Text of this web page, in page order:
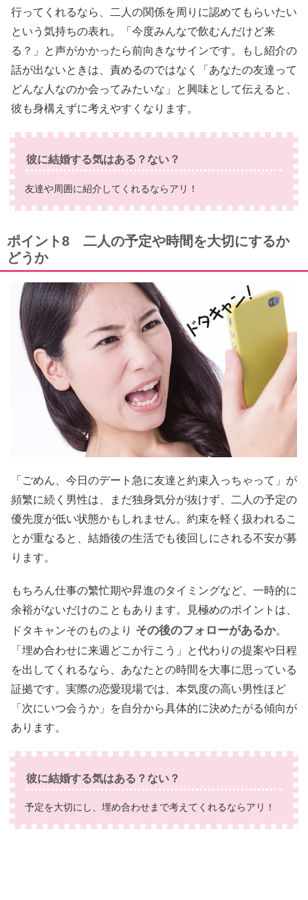
行ってくれるなら、二人の関係を周りに認めてもらいたい
という気持ちの表れ。「今度みんなで飲むんだけど来
る？」と声がかかったら前向きなサインです。もし紹介の
話が出ないときは、責めるのではなく「あなたの友達って
どんな人なのか会ってみたいな」と興味として伝えると、
彼も身構えずに考えやすくなります。
彼に結婚する気はある？ない？
友達や周囲に紹介してくれるならアリ！
ポイント8 二人の予定や時間を大切にするか
どうか
「ごめん、今日のデート急に友達と約束入っちゃって」が
頻繁に続く男性は、まだ独身気分が抜けず、二人の予定の
優先度が低い状態かもしれません。約束を軽く扱われるこ
とが重なると、結婚後の生活でも後回しにされる不安が募
ります。
もちろん仕事の繁忙期や昇進のタイミングなど、一時的に
余裕がないだけのこともあります。見極めのポイントは、
ドタキャンそのものより その後のフォローがあるか。
「埋め合わせに来週どこか行こう」と代わりの提案や日程
を出してくれるなら、あなたとの時間を大事に思っている
証拠です。実際の恋愛現場では、本気度の高い男性ほど
「次にいつ会うか」を自分から具体的に決めたがる傾向が
あります。
彼に結婚する気はある？ない？
予定を大切にし、埋め合わせまで考えてくれるならアリ！